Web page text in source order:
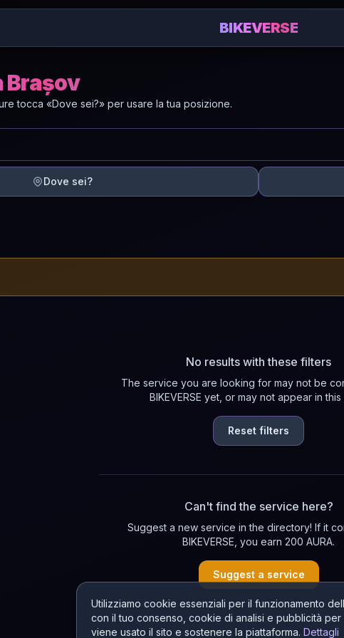
Utilizziamo cookie essenziali per il funzionamento
con il tuo consenso, cookie di analisi e pubblicità
viene usato il sito e sostenere la piattaforma. Dettagli
BIKEVERSE
Brașov
tocca «Dove sei?» per usare la tua posizione.
Dove sei?
No results with these filters
The service you are looking for may not be
BIKEVERSE yet, or may not appear in this
Reset filters
Can't find the service here?
Suggest a new service in the directory! If it
BIKEVERSE, you earn 200 AURA.
Suggest a service